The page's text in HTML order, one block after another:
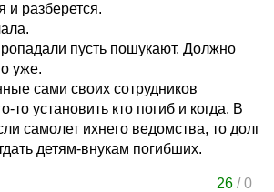
и разберется.
пусть пошукают. Должно
уже.
сами своих сотрудников
то установить кто погиб и когда. В
самолет ихнего ведомства, то долг
детям-внукам погибших.
26 /0